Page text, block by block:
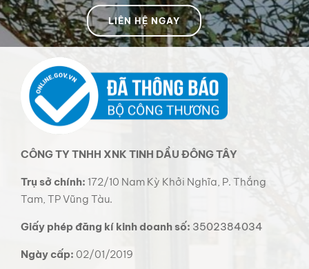
LIÊN HỆ NGAY
CÔNG TY TNHH XNK TINH DẦU ĐÔNG TÂY
Trụ sở chính: 172/10 Nam Kỳ Khởi Nghĩa, P. Thắng
Tam, TP Vũng Tàu.
Giấy phép đăng kí kinh doanh số: 3502384034
Ngày cấp: 02/01/2019